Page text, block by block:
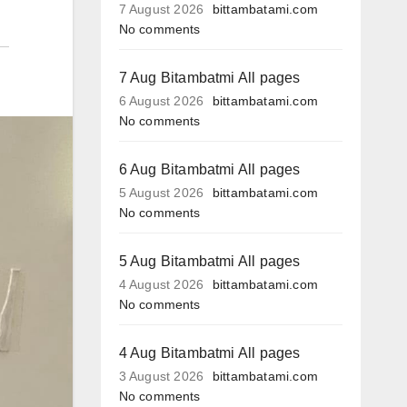
7 August 2026
bittambatami.com
No comments
7 Aug Bitambatmi All pages
6 August 2026
bittambatami.com
No comments
6 Aug Bitambatmi All pages
5 August 2026
bittambatami.com
No comments
5 Aug Bitambatmi All pages
4 August 2026
bittambatami.com
No comments
4 Aug Bitambatmi All pages
3 August 2026
bittambatami.com
No comments